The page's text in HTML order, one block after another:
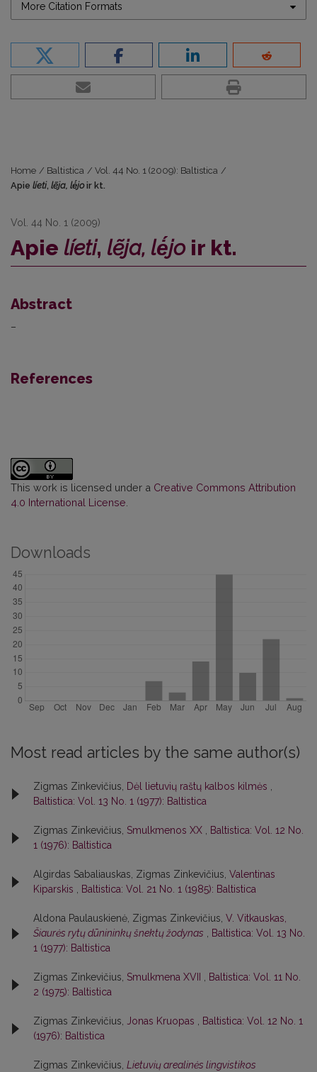
More Citation Formats
Home / Baltistica / Vol. 44 No. 1 (2009): Baltistica /
Apie líeti, lẽja, lė́joir kt.
Vol. 44 No. 1 (2009)
Apie líeti, lẽja, lė́jo ir kt.
Abstract
–
References
This work is licensed under a Creative Commons Attribution
4.0 International License.
Downloads
Most read articles by the same author(s)
Zigmas Zinkevičius, Dėl lietuvių raštų kalbos kilmės ,
Baltistica: Vol. 13 No. 1 (1977): Baltistica
Zigmas Zinkevičius, Smulkmenos XX , Baltistica: Vol. 12 No.
1 (1976): Baltistica
Algirdas Sabaliauskas, Zigmas Zinkevičius, Valentinas
Kiparskis , Baltistica: Vol. 21 No. 1 (1985): Baltistica
Aldona Paulauskienė, Zigmas Zinkevičius, V. Vitkauskas,
Šiaurės rytų dūnininkų šnektų žodynas , Baltistica: Vol. 13 No.
1 (1977): Baltistica
Zigmas Zinkevičius, Smulkmena XVII , Baltistica: Vol. 11 No.
2 (1975): Baltistica
Zigmas Zinkevičius, Jonas Kruopas , Baltistica: Vol. 12 No. 1
(1976): Baltistica
Zigmas Zinkevičius, Lietuvių arealinės lingvistikos